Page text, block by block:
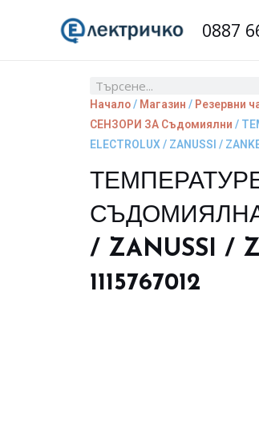
0887
Search
Начало/ Магазин / Резервни
СЕНЗОРИ ЗА Съдомиялни /
ELECTROLUX / ZANUSSI /
СЪДОМИЯЛНА
/ ZANUSSI /
1115767012